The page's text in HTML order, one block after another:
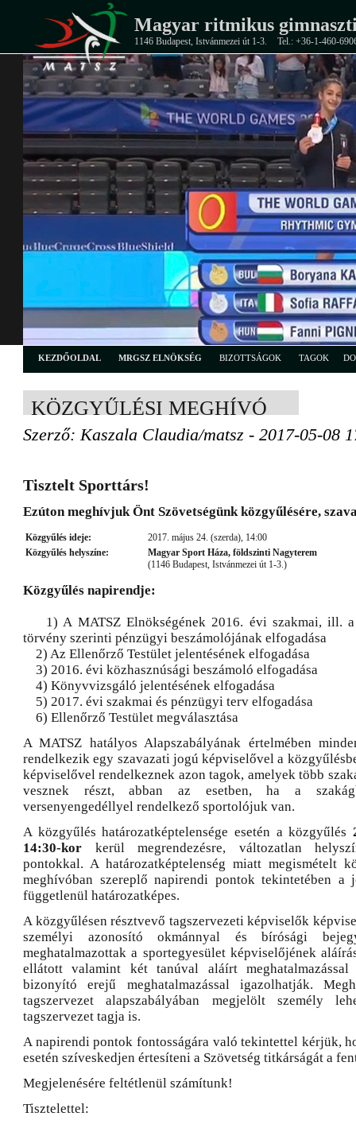
Magyar ritmikus
1146 Budapest, Istvánmezei út 1-3. Tel.: +36-1-460-
KEZDŐOLDAL MRGSZ ELNÖKSÉG BIZOTTSÁGOK TAGOK
KÖZGYŰLÉSI MEGHÍVÓ
Szerző: Kaszala Claudia/matsz - 2017-05-08
Tisztelt Sporttárs!
Ezúton meghívjuk Önt Szövetségünk közgyűlésére,
Közgyűlés ideje:
2017. május 24. (szerda), 14:00
Közgyűlés helyszíne:
Magyar Sport Háza, földszinti Nagyterem
(1146 Budapest, Istvánmezei út 1-3.)
Közgyűlés napirendje:
1) A MATSZ Elnökségének 2016. évi szakmai, ill. a
törvény szerinti pénzügyi beszámolójának elfogadása
2) Az Ellenőrző Testület jelentésének elfogadása
3) 2016. évi közhasznúsági beszámoló elfogadása
4) Könyvvizsgáló jelentésének elfogadása
5) 2017. évi szakmai és pénzügyi terv elfogadása
6) Ellenőrző Testület megválasztása
A MATSZ hatályos Alapszabályának értelmében
rendelkezik egy szavazati jogú képviselővel a
képviselővel rendelkeznek azon tagok, amelyek több
vesznek részt, abban az esetben, ha a
versenyengedéllyel rendelkező sportolójuk van.
A közgyűlés határozatképtelensége esetén a közgyűlés
14:30-kor kerül megrendezésre, változatlan
pontokkal. A határozatképtelenség miatt megismételt
meghívóban szereplő napirendi pontok tekintetében a
függetlenül határozatképes.
A közgyűlésen résztvevő tagszervezeti képviselők
személyi azonosító okmánnyal és bírósági
meghatalmazottak a sportegyesület képviselőjének
ellátott valamint két tanúval aláírt
bizonyító erejű meghatalmazással igazolhatják.
tagszervezet alapszabályában megjelölt személy
tagszervezet tagja is.
A napirendi pontok fontosságára való tekintettel kérjük,
esetén szíveskedjen értesíteni a Szövetség titkárságát a
Megjelenésére feltétlenül számítunk!
Tisztelettel: